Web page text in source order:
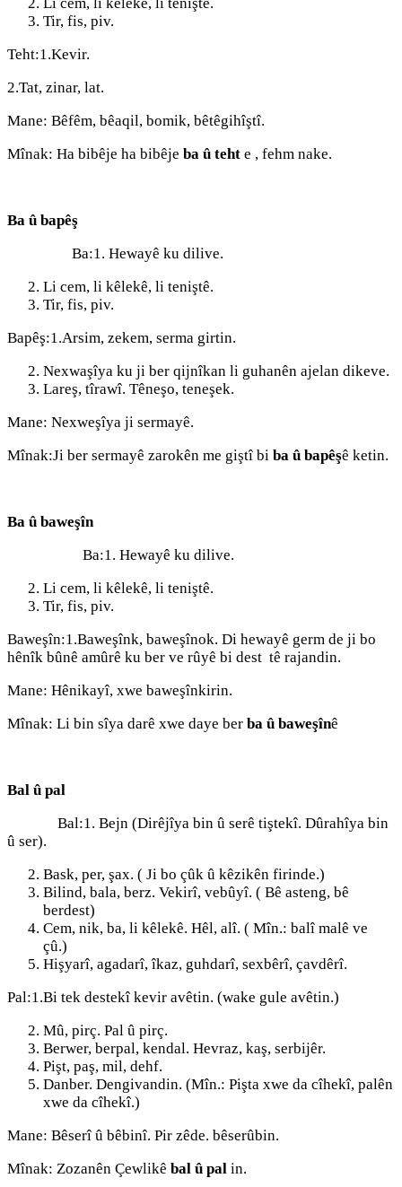
Tir, fis, piv.
Teht:1.Kevir.
2.Tat, zinar, lat.
Mane: Bêfêm, bêaqil, bomik, bêtêgihîştî.
Mînak: Ha bibêje ha bibêje ba û teht e , fehm nake.
Ba û bapêş
Ba:1. Hewayê ku dilive.
Li cem, li kêlekê, li teniştê.
Tir, fis, piv.
Bapêş:1.Arsim, zekem, serma girtin.
Nexwaşîya ku ji ber qijnîkan li guhanên ajelan dikeve.
Lareş, tîrawî. Têneşo, teneşek.
Mane: Nexweşîya ji sermayê.
Mînak:Ji ber sermayê zarokên me giştî bi ba û bapêşê ketin.
Ba û baweşîn
Ba:1. Hewayê ku dilive.
Li cem, li kêlekê, li teniştê.
Tir, fis, piv.
Baweşîn:1.Baweşînk, baweşînok. Di hewayê germ de ji bo
hênîk bûnê amûrê ku ber ve rûyê bi dest tê rajandin.
Mane: Hênikayî, xwe baweşînkirin.
Mînak: Li bin sîya darê xwe daye ber ba û baweşînê
Bal û pal
Bal:1. Bejn (Dirêjîya bin û serê tiştekî. Dûrahîya bin
û ser).
Bask, per, şax. ( Ji bo çûk û kêzikên firinde.)
Bilind, bala, berz. Vekirî, vebûyî. ( Bê asteng, bê
berdest)
Cem, nik, ba, li kêlekê. Hêl, alî. ( Mîn.: balî malê ve
çû.)
Hişyarî, agadarî, îkaz, guhdarî, sexbêrî, çavdêrî.
Pal:1.Bi tek destekî kevir avêtin. (wake gule avêtin.)
Mû, pirç. Pal û pirç.
Berwer, berpal, kendal. Hevraz, kaş, serbijêr.
Pişt, paş, mil, dehf.
Danber. Dengivandin. (Mîn.: Pişta xwe da cîhekî, palên
xwe da cîhekî.)
Mane: Bêserî û bêbinî. Pir zêde. bêserûbin.
Mînak: Zozanên Çewlikê bal û pal in.